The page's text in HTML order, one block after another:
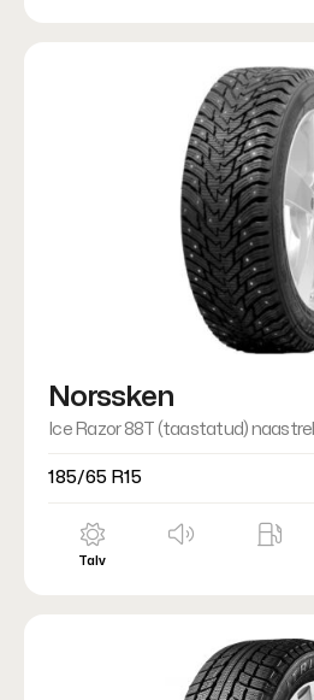
Norssken
Ice Razor 88T (taastatud)
185/65 R15
Talv